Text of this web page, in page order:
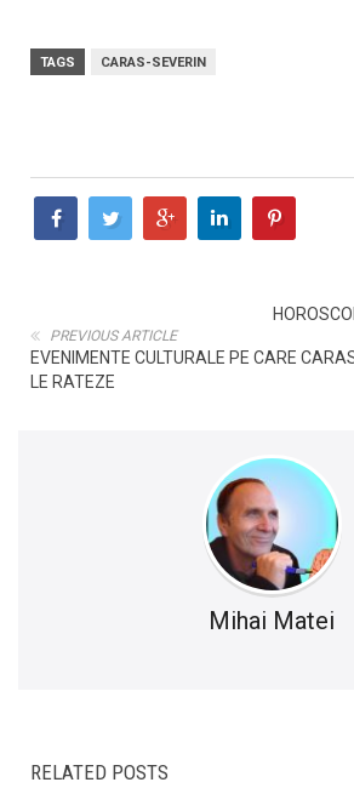
TAGS CARAS-SEVERIN
PREVIOUS ARTICLE
EVENIMENTE CULTURALE PE CARE
LE RATEZE
Mihai Matei
RELATED POSTS